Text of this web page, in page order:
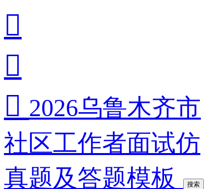


 2026乌鲁木齐市
社区工作者面试仿
真题及答题模板
搜索